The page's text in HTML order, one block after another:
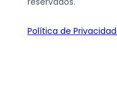
Política de